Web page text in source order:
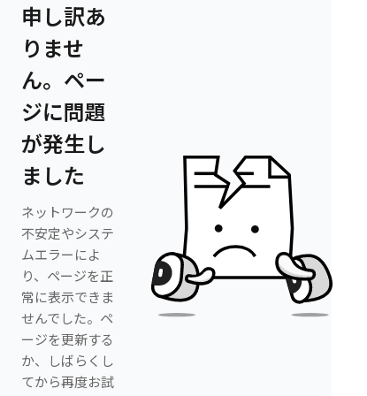
申し訳あ
りませ
ん。ペー
ジに問題
が発生し
ました
ネットワークの
不安定やシステ
ムエラーによ
り、ページを正
常に表示できま
せんでした。ペ
ージを更新する
か、しばらくし
てから再度お試